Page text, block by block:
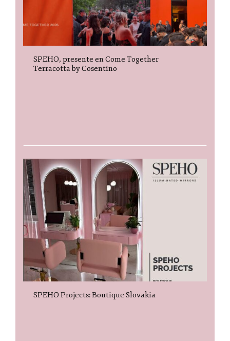
SPEHO, presente en Come Together
Terracotta by Cosentino
SPEHO Projects: Boutique Slovakia